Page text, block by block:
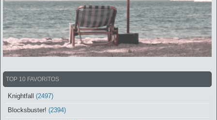
TOP 10 FAVORITOS
Knightfall (2497)
Blocksbuster! (2394)